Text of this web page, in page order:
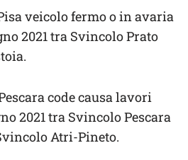
veicolo fermo o in avaria
2021 tra Svincolo Prato
code causa lavori
2021 tra Svincolo Pescara
Atri-Pineto.